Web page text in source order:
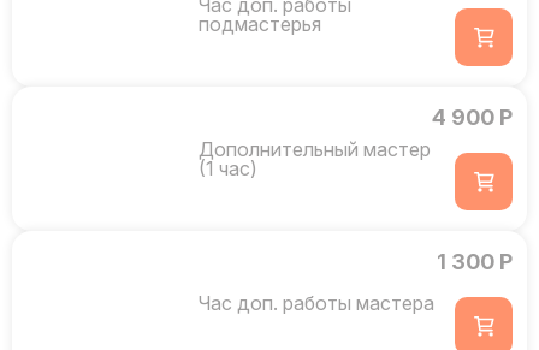
Час доп. работы
подмастерья
Дополнительный мастер
(1 час)
4 900 Р
Час доп. работы мастера
1 300 Р